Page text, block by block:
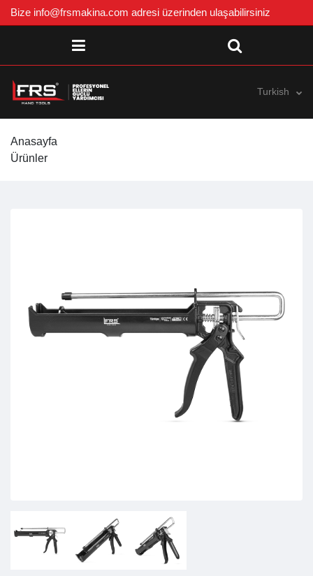
Bize info@frsmakina.com adresi üzerinden ulaşabilirsiniz
Turkish
Anasayfa
Ürünler